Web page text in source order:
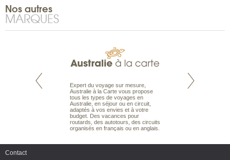
Nos autres
MARQUES
et des îles
en hôtels
des pensions
Expert du voyage sur mesure,
Australie à la Carte vous propose
tous les types de voyages en
Australie, en séjour ou en circuit,
adaptés à vos envies et à votre
budget. Des vacances pour
routards, des autotours, des circuits
organisés en français ou en anglais.
Parce que nous
Contact